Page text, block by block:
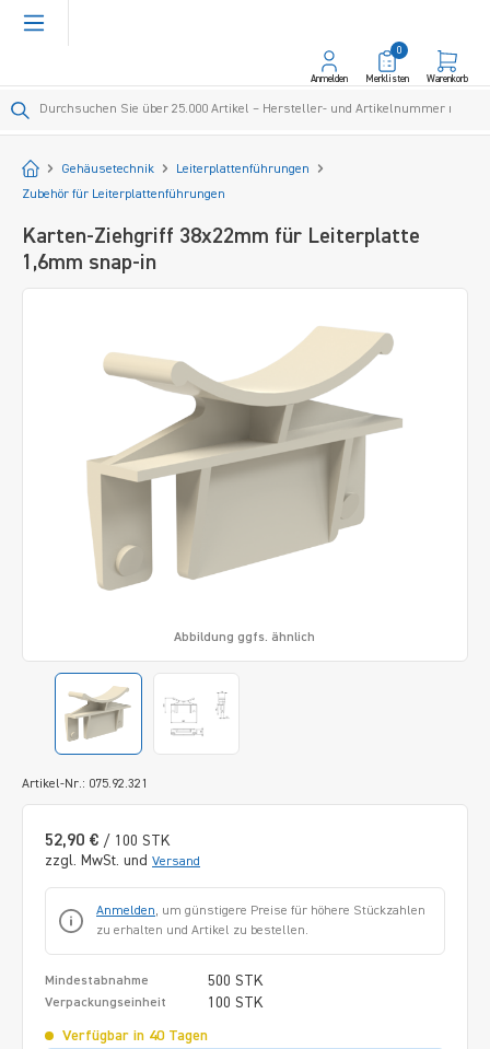
springen
Anmelden Merklisten
0
Warenkorb
Startseite
Gehäusetechnik
Leiterplattenführungen
Zubehör für Leiterplattenführungen
Karten-Ziehgriff 38x22mm für Leiterplatte
1,6mm snap-in
Artikel-Nr.: 075.92.321
Abbildung ggfs. ähnlich
52,90 € / 100 STK
zzgl. MwSt. und Versand
Anmelden, um günstigere Preise für höhere Stückzahlen
zu erhalten und Artikel zu bestellen.
Mindestabnahme 500 STK
Verpackungseinheit 100 STK
Verfügbar in 40 Tagen